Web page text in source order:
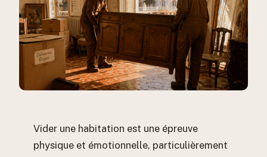
Vider une habitation est une épreuve
physique et émotionnelle, particulièrement